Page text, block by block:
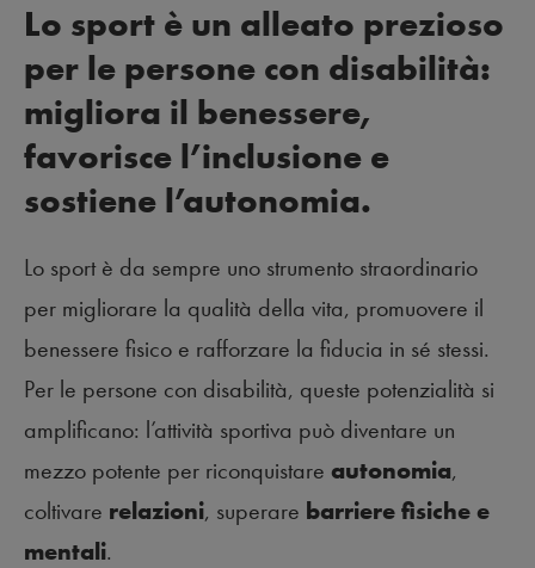
Lo sport è un alleato prezioso
per le persone con disabilità:
migliora il benessere,
favorisce l’inclusione e
sostiene l’autonomia.
Lo sport è da sempre uno strumento straordinario
per migliorare la qualità della vita, promuovere il
benessere fisico e rafforzare la fiducia in sé stessi.
Per le persone con disabilità, queste potenzialità si
amplificano: l’attività sportiva può diventare un
mezzo potente per riconquistare autonomia,
coltivare relazioni, superare barriere fisiche e
mentali.